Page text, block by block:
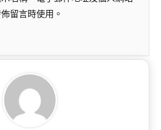
留言時使用。